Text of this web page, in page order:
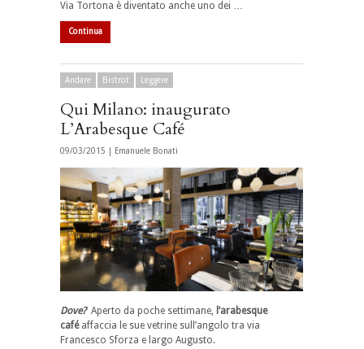
Via Tortona è diventato anche uno dei …
Continua
Andare Bistrot Leggere
Qui Milano: inaugurato
L’Arabesque Café
09/03/2015 | Emanuele Bonati
Dove? Aperto da poche settimane, l’arabesque
café affaccia le sue vetrine sull’angolo tra via
Francesco Sforza e largo Augusto.